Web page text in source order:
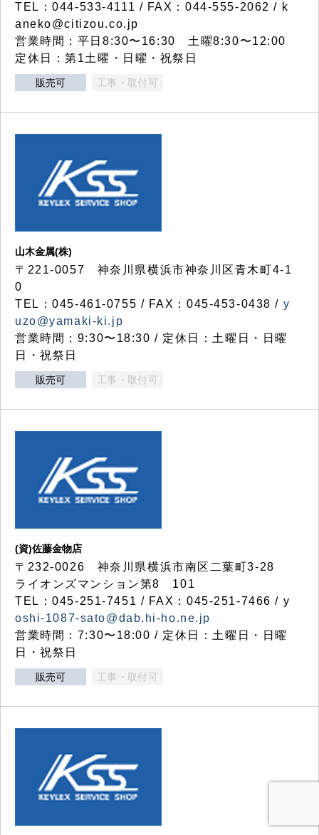
TEL：044-533-4111 / FAX：044-555-2062 / k
aneko@citizou.co.jp
営業時間：平日8:30〜16:30 土曜8:30〜12:00
定休日：第1土曜・日曜・祝祭日
販売可 工事・取付可
山木金属(株)
〒221-0057 神奈川県横浜市神奈川区青木町4-1
0
TEL：045-461-0755 / FAX：045-453-0438 / y
uzo@yamaki-ki.jp
営業時間：9:30〜18:30 / 定休日：土曜日・日曜
日・祝祭日
販売可 工事・取付可
(資)佐藤金物店
〒232-0026 神奈川県横浜市南区二葉町3-28
ライオンズマンション第8 101
TEL：045-251-7451 / FAX：045-251-7466 / y
oshi-1087-sato@dab.hi-ho.ne.jp
営業時間：7:30〜18:00 / 定休日：土曜日・日曜
日・祝祭日
販売可 工事・取付可